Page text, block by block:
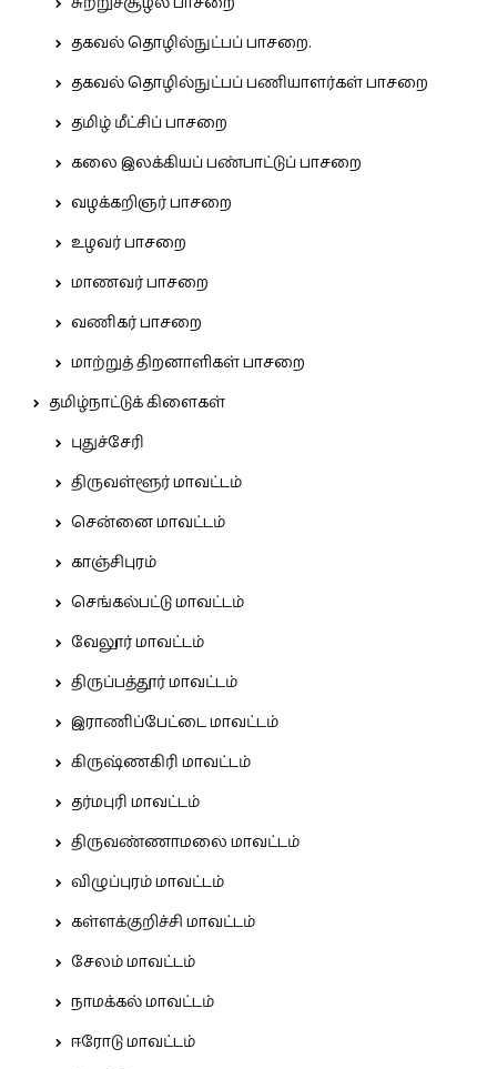
தகவல் தொழில்நுட்பப் பாசறை.
தகவல் தொழில்நுட்பப் பணியாளர்கள் பாசறை
தமிழ் மீட்சிப் பாசறை
கலை இலக்கியப் பண்பாட்டுப் பாசறை
வழக்கறிஞர் பாசறை
உழவர் பாசறை
மாணவர் பாசறை
வணிகர் பாசறை
மாற்றுத் திறனாளிகள் பாசறை
தமிழ்நாட்டுக் கிளைகள்
புதுச்சேரி
திருவள்ளூர் மாவட்டம்
சென்னை மாவட்டம்
காஞ்சிபுரம்
செங்கல்பட்டு மாவட்டம்
வேலூர் மாவட்டம்
திருப்பத்தூர் மாவட்டம்
இராணிப்பேட்டை மாவட்டம்
கிருஷ்ணகிரி மாவட்டம்
தர்மபுரி மாவட்டம்
திருவண்ணாமலை மாவட்டம்
விழுப்புரம் மாவட்டம்
கள்ளக்குறிச்சி மாவட்டம்
சேலம் மாவட்டம்
நாமக்கல் மாவட்டம்
ஈரோடு மாவட்டம்